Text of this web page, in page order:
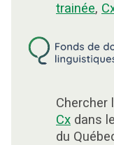
trainée,
Chercher
Cx dans
du